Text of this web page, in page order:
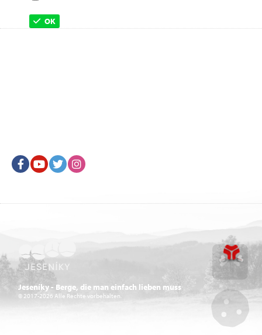
OK
FacebookYoutubeTwitter
Jeseníky - Berge, die man einfach lieben muss
© 2017-2026 Alle Rechte vorbehalten.
Go